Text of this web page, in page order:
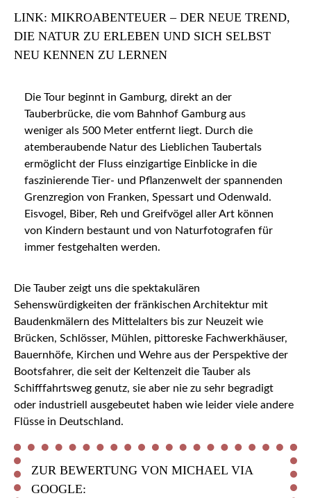
LINK: MIKROABENTEUER – DER NEUE TREND,
DIE NATUR ZU ERLEBEN UND SICH SELBST
NEU KENNEN ZU LERNEN
Die Tour beginnt in Gamburg, direkt an der
Tauberbrücke, die vom Bahnhof Gamburg aus
weniger als 500 Meter entfernt liegt. Durch die
atemberaubende Natur des Lieblichen Taubertals
ermöglicht der Fluss einzigartige Einblicke in die
faszinierende Tier- und Pflanzenwelt der spannenden
Grenzregion von Franken, Spessart und Odenwald.
Eisvogel, Biber, Reh und Greifvögel aller Art können
von Kindern bestaunt und von Naturfotografen für
immer festgehalten werden.
Die Tauber zeigt uns die spektakulären
Sehenswürdigkeiten der fränkischen Architektur mit
Baudenkmälern des Mittelalters bis zur Neuzeit wie
Brücken, Schlösser, Mühlen, pittoreske Fachwerkhäuser,
Bauernhöfe, Kirchen und Wehre aus der Perspektive der
Bootsfahrer, die seit der Keltenzeit die Tauber als
Schifffahrtsweg genutz, sie aber nie zu sehr begradigt
oder industriell ausgebeutet haben wie leider viele andere
Flüsse in Deutschland.
ZUR BEWERTUNG VON MICHAEL VIA
GOOGLE: